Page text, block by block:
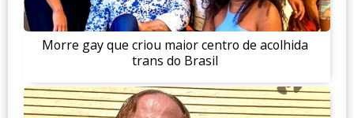
Morre gay que criou maior centro de acolhida
trans do Brasil